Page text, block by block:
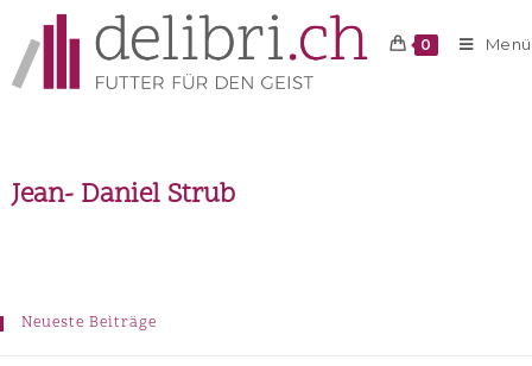
0 Menü
Jean- Daniel Strub
Neueste Beiträge